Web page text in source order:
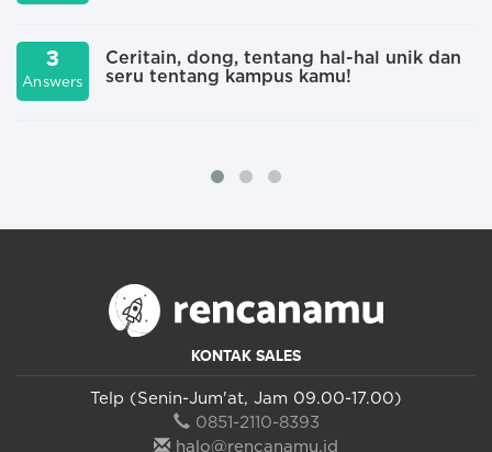
3
Answers
Ceritain, dong, tentang hal-hal unik dan
seru tentang kampus kamu!
KONTAK SALES
Telp (Senin-Jum'at, Jam 09.00-17.00)
0851-2110-8393
halo@rencanamu.id